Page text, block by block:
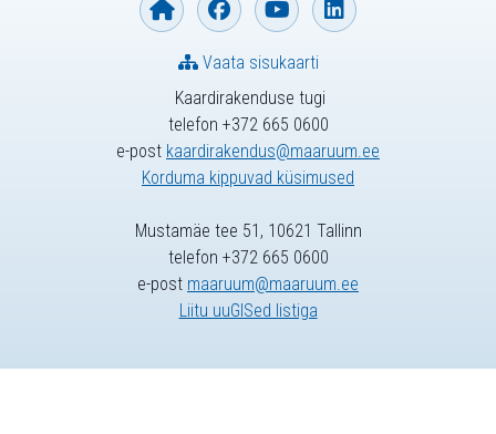
Kaardirakenduse tugi
telefon +372 665 0600
e-post kaardirakendus@maaruum.ee
Korduma kippuvad küsimused
Vaata sisukaarti
Mustamäe tee 51, 10621 Tallinn
telefon +372 665 0600
e-post maaruum@maaruum.ee
Liitu uuGISed listiga